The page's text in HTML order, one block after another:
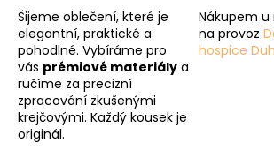
Šijeme oblečení, které je
elegantní, praktické a
pohodlné. Vybíráme pro
vás prémiové materiály a
ručíme za precizní
zpracování zkušenými
krejčovými. Každý kousek je
originál.
Nákupem
na provoz
hospice